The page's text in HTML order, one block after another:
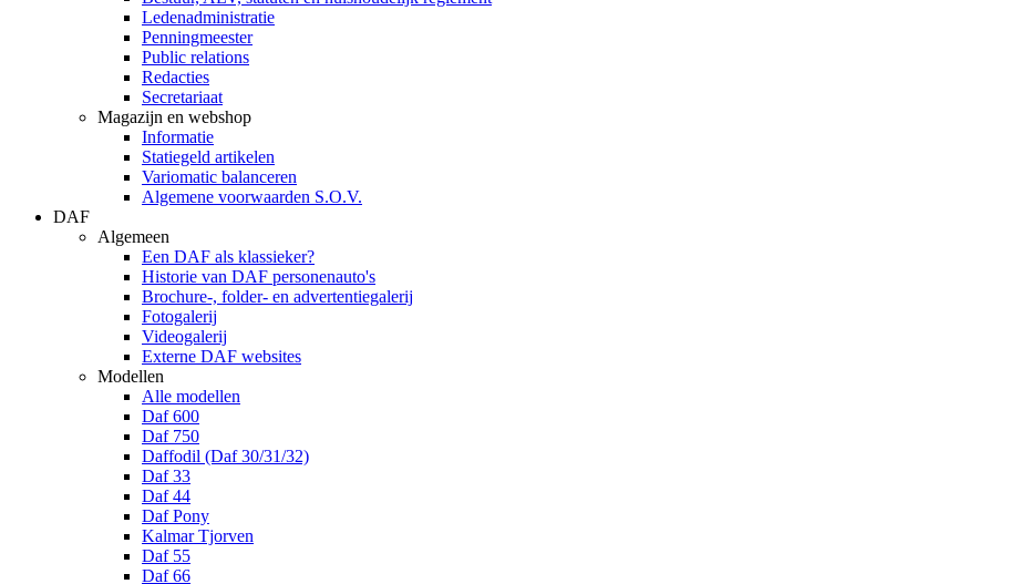
Ledenadministratie
Penningmeester
Public relations
Redacties
Secretariaat
Magazijn en webshop
Informatie
Statiegeld artikelen
Variomatic balanceren
Algemene voorwaarden S.O.V.
DAF
Algemeen
Een DAF als klassieker?
Historie van DAF personenauto's
Brochure-, folder- en advertentiegalerij
Fotogalerij
Videogalerij
Externe DAF websites
Modellen
Alle modellen
Daf 600
Daf 750
Daffodil (Daf 30/31/32)
Daf 33
Daf 44
Daf Pony
Kalmar Tjorven
Daf 55
Daf 66